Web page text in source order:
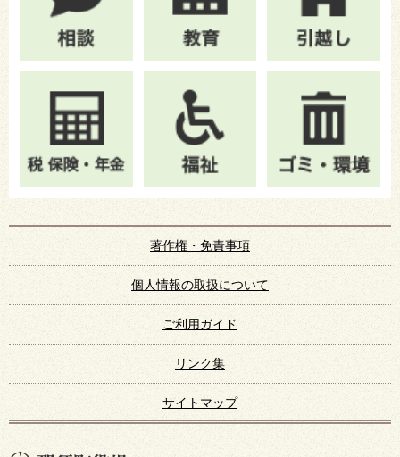
著作権・免責事項
個人情報の取扱について
ご利用ガイド
リンク集
サイトマップ